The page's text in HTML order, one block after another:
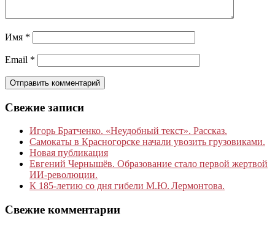
Имя *
Email *
Свежие записи
Игорь Братченко. «Неудобный текст». Рассказ.
Самокаты в Красногорске начали увозить грузовиками.
Новая публикация
Евгений Чернышёв. Образование стало первой жертвой
ИИ-революции.
К 185‑летию со дня гибели М.Ю. Лермонтова.
Свежие комментарии